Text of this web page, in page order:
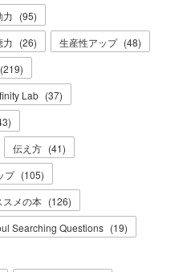
力 (95)
力 (26) 生産性アップ (48)
(219)
Lab (37)
)
伝え方 (41)
プ (105)
スメの本 (126)
Searching Questions (19)